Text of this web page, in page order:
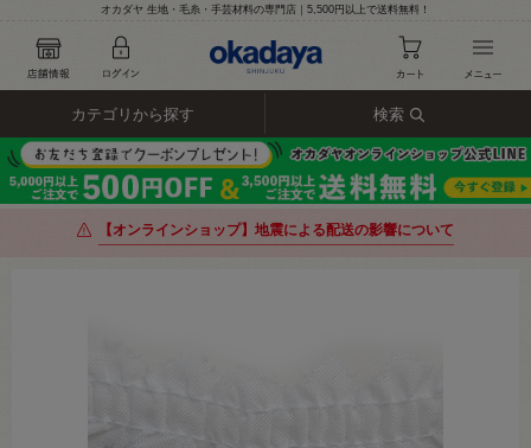
オカダヤ 生地・毛糸・手芸材料の専門店｜5,500円以上で送料無料！
カテゴリから探す 検索
【オンラインショップ】地震による配送の影響について